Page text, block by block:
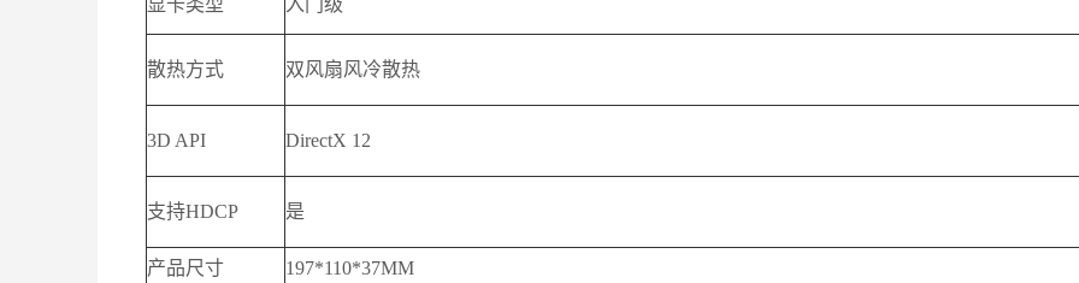
显卡类型 入门级
散热方式 双风扇风冷散热
3D API DirectX 12
支持HDCP 是
产品尺寸 197*110*37MM